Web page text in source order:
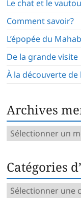
Le chat et le
Comment savoir?
L’épopée du
De la grande visite
À la découverte de
Archives
Archives
Catégories
Catégories